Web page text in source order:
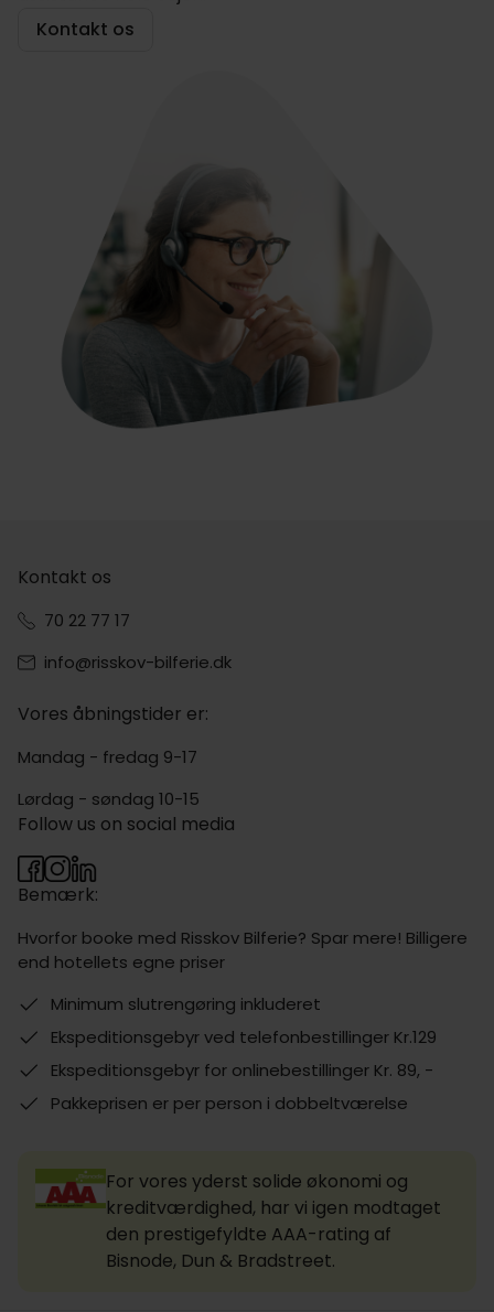
Kontakt os
Kontakt os
70 22 77 17
info@risskov-bilferie.dk
Vores åbningstider er:
Mandag - fredag 9-17
Lørdag - søndag 10-15
Bemærk:
Hvorfor booke med Risskov Bilferie? Spar mere! Billigere
end hotellets egne priser
Minimum slutrengøring inkluderet
Ekspeditionsgebyr ved telefonbestillinger Kr.129
Ekspeditionsgebyr for onlinebestillinger Kr. 89, -
Pakkeprisen er per person i dobbeltværelse
Follow us on social media
For vores yderst solide økonomi og
kreditværdighed, har vi igen modtaget
den prestigefyldte AAA-rating af
Bisnode, Dun & Bradstreet.